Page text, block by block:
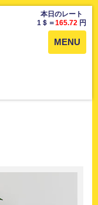
本日のレート
1＄＝165.72 円
MENU